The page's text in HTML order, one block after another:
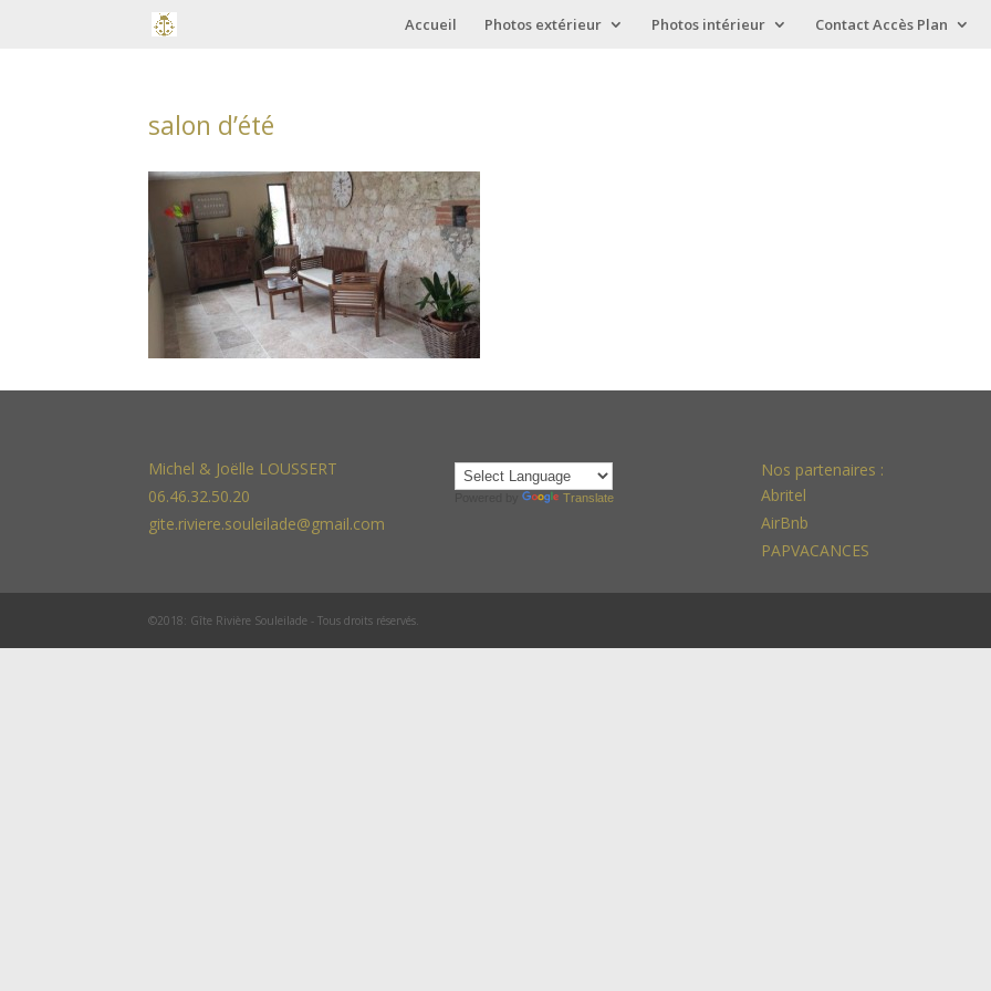
Accueil Photos extérieur Photos intérieur Contact Accès Plan
salon d’été
Michel & Joëlle LOUSSERT
06.46.32.50.20
gite.riviere.souleilade@gmail.com
Powered by Translate
Nos partenaires :
Abritel
AirBnb
PAPVACANCES
©2018: Gîte Rivière Souleilade - Tous droits réservés.